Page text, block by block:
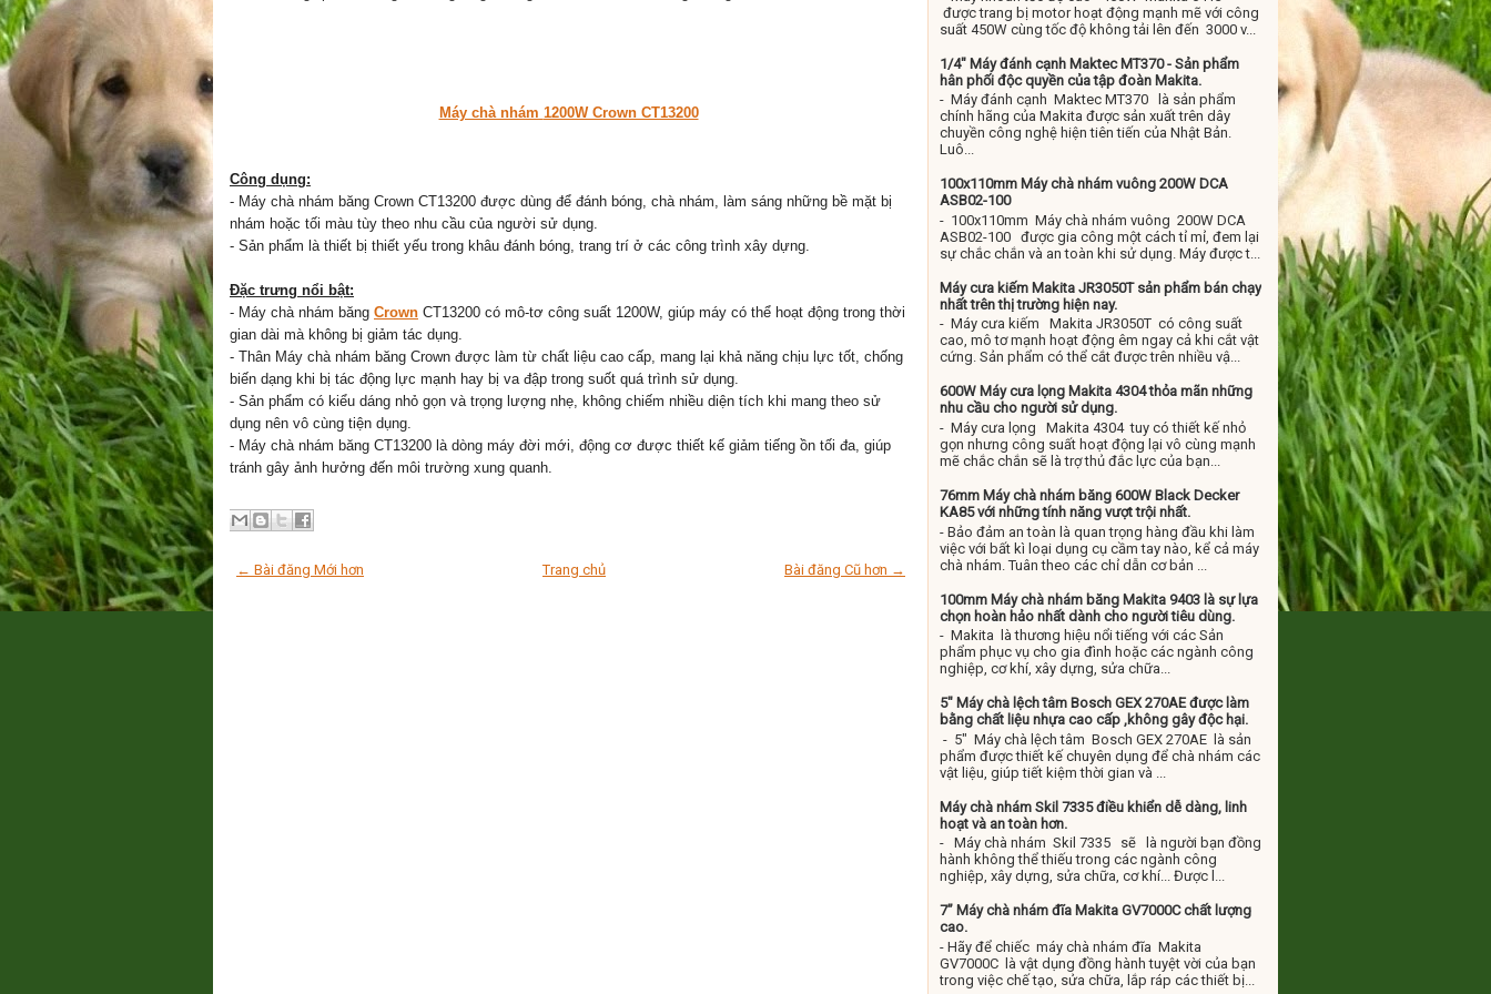
Máy chà nhám 1200W Crown CT13200
Công dụng:
- Máy chà nhám băng Crown CT13200 được dùng để đánh bóng, chà nhám, làm sáng những bề mặt bị
nhám hoặc tối màu tùy theo nhu cầu của người sử dụng.
- Sản phẩm là thiết bị thiết yếu trong khâu đánh bóng, trang trí ở các công trình xây dựng.
Đặc trưng nổi bật:
- Máy chà nhám băng Crown CT13200 có mô-tơ công suất 1200W, giúp máy có thể hoạt động trong thời
gian dài mà không bị giảm tác dụng.
- Thân Máy chà nhám băng Crown được làm từ chất liệu cao cấp, mang lại khả năng chịu lực tốt, chống
biến dạng khi bị tác động lực mạnh hay bị va đập trong suốt quá trình sử dụng.
- Sản phẩm có kiểu dáng nhỏ gọn và trọng lượng nhẹ, không chiếm nhiều diện tích khi mang theo sử
dụng nên vô cùng tiện dụng.
- Máy chà nhám băng CT13200 là dòng máy đời mới, động cơ được thiết kế giảm tiếng ồn tối đa, giúp
tránh gây ảnh hưởng đến môi trường xung quanh.
← Bài đăng Mới hơn Bài đăng Cũ hơn →
Trang chủ
được trang bị motor hoạt động mạnh mẽ với công
suất 450W cùng tốc độ không tải lên đến 3000 v...
1/4" Máy đánh cạnh Maktec MT370 - Sản phẩm
hân phối độc quyền của tập đoàn Makita.
- Máy đánh cạnh Maktec MT370 là sản phẩm
chính hãng của Makita được sản xuất trên dây
chuyền công nghệ hiện tiên tiến của Nhật Bản.
Luô...
100x110mm Máy chà nhám vuông 200W DCA
ASB02-100
- 100x110mm Máy chà nhám vuông 200W DCA
ASB02-100 được gia công một cách tỉ mỉ, đem lại
sự chắc chắn và an toàn khi sử dụng. Máy được t...
Máy cưa kiếm Makita JR3050T sản phẩm bán chạy
nhất trên thị trường hiện nay.
- Máy cưa kiếm Makita JR3050T có công suất
cao, mô tơ mạnh hoạt động êm ngay cả khi cắt vật
cứng. Sản phẩm có thể cắt được trên nhiều vậ...
600W Máy cưa lọng Makita 4304 thỏa mãn những
nhu cầu cho người sử dụng.
- Máy cưa lọng Makita 4304 tuy có thiết kế nhỏ
gọn nhưng công suất hoạt động lại vô cùng mạnh
mẽ chắc chắn sẽ là trợ thủ đắc lực của bạn...
76mm Máy chà nhám băng 600W Black Decker
KA85 với những tính năng vượt trội nhất.
- Bảo đảm an toàn là quan trọng hàng đầu khi làm
việc với bất kì loại dụng cụ cầm tay nào, kể cả máy
chà nhám. Tuân theo các chỉ dẫn cơ bản ...
100mm Máy chà nhám băng Makita 9403 là sự lựa
chọn hoàn hảo nhất dành cho người tiêu dùng.
- Makita là thương hiệu nổi tiếng với các Sản
phẩm phục vụ cho gia đình hoặc các ngành công
nghiệp, cơ khí, xây dựng, sửa chữa...
5" Máy chà lệch tâm Bosch GEX 270AE được làm
bằng chất liệu nhựa cao cấp ,không gây độc hại.
- 5" Máy chà lệch tâm Bosch GEX 270AE là sản
phẩm được thiết kế chuyên dụng để chà nhám các
vật liệu, giúp tiết kiệm thời gian và ...
Máy chà nhám Skil 7335 điều khiển dễ dàng, linh
hoạt và an toàn hơn.
- Máy chà nhám Skil 7335 sẽ là người bạn đồng
hành không thể thiếu trong các ngành công
nghiệp, xây dựng, sửa chữa, cơ khí... Được l...
7” Máy chà nhám đĩa Makita GV7000C chất lượng
cao.
- Hãy để chiếc máy chà nhám đĩa Makita
GV7000C là vật dụng đồng hành tuyệt vời của bạn
trong việc chế tạo, sửa chữa, lắp ráp các thiết bị...